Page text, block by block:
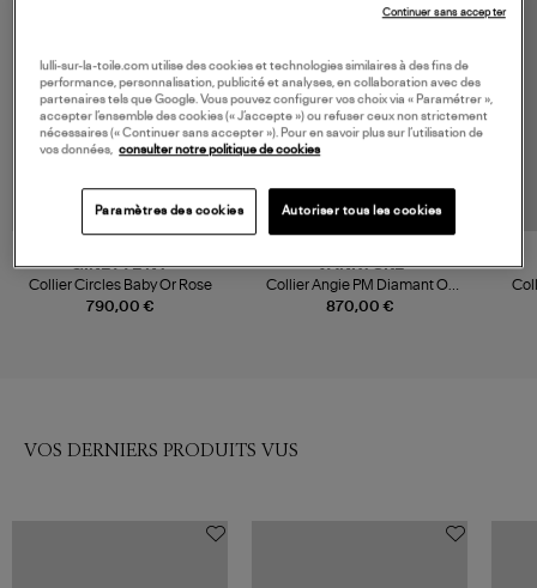
790,00 €
GINETTE NY
Collier Circles Baby Or Rose
870,00 €
VANRYCKE
Collier Angie PM Diamant Or
Rose
VOS DERNIERS PRODUITS VUS
lulli-sur-la-toile.com utilise des cookies et technologies similaires à des fins de
performance, personnalisation, publicité et analyses, en collaboration avec des
partenaires tels que Google. Vous pouvez configurer vos choix via « Paramétrer »,
accepter l’ensemble des cookies (« J’accepte ») ou refuser ceux non strictement
nécessaires (« Continuer sans accepter »). Pour en savoir plus sur l’utilisation de
vos données,
consulter notre politique de cookies
Paramètres des cookies Autoriser tous les cookies
Continuer sans accepter